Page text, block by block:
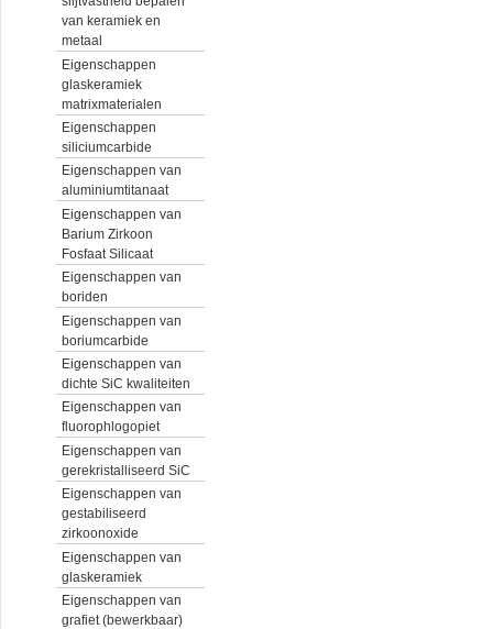
van keramiek en
metaal
Eigenschappen
glaskeramiek
matrixmaterialen
Eigenschappen
siliciumcarbide
Eigenschappen van
aluminiumtitanaat
Eigenschappen van
Barium Zirkoon
Fosfaat Silicaat
Eigenschappen van
boriden
Eigenschappen van
boriumcarbide
Eigenschappen van
dichte SiC kwaliteiten
Eigenschappen van
fluorophlogopiet
Eigenschappen van
gerekristalliseerd SiC
Eigenschappen van
gestabiliseerd
zirkoonoxide
Eigenschappen van
glaskeramiek
Eigenschappen van
grafiet (bewerkbaar)